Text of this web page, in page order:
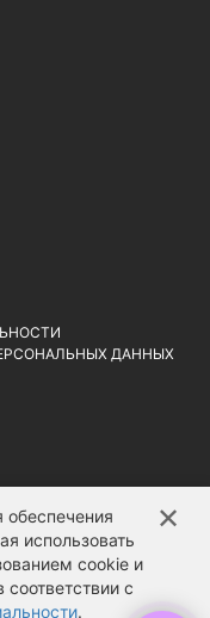
ДАННЫХ
↑
✕
использовать
cookie и
с
.